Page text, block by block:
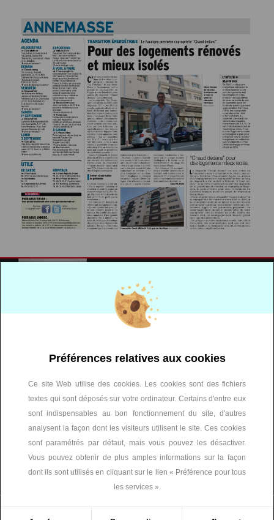
visite...
Contactez-nous !
GERON/MOARCHITECTES
74800 Saint Pierre en Faucigny
Tél. : 0033(0)4.50.07.07.07
info@geronimo.pro
Construit parFélix
Plan de site|Infos légales|Gestion des cookies
Préférences relatives aux cookies
Ce site Web utilise des cookies. Les cookies sont des fichiers
textes qui sont déposés sur votre ordinateur. Certains d'entre eux
sont indispensables au bon fonctionnement du site, d'autres
analysent la façon dont les visiteurs utilisent le site. Ces cookies
sont paramétrés par défaut, mais vous pouvez les désactiver.
Vous pouvez obtenir de plus amples informations sur la façon
dont ils sont utilisés en cliquant sur le lien « Préférence pour tous
les services ».